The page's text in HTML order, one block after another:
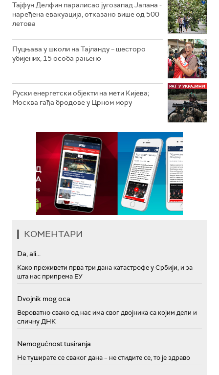
Тајфун Делфин паралисао југозапад Јапана -
наређена евакуација, отказано више од 500
летова
Пуцњава у школи на Тајланду – шесторо
убијених, 15 особа рањено
Руски енергетски објекти на мети Кијева;
Москва гађа бродове у Црном мору
КОМЕНТАРИ
Da, ali...
Како преживети прва три дана катастрофе у Србији, и за
шта нас припрема ЕУ
Dvojnik mog oca
Вероватно свако од нас има свог двојника са којим дели и
сличну ДНК
Nemogućnost tusiranja
Не туширате се сваког дана – не стидите се, то је здраво